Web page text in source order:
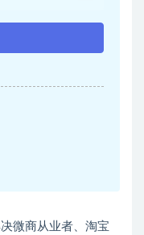
微商从业者、淘宝